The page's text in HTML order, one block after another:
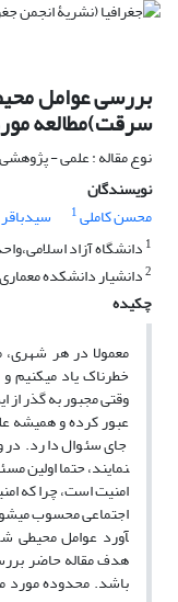
بررسی عوامل
سرقت)مطالعه موردی:
نوع مقاله : علمی - پژوهشی
نویسندگان
محسن کاملی1
1 دانشگاه آزاد
2دانشیار دانشکده
چکیده
معمولا در هر شهری،
خطرناک یاد می­کنیم
وقتی مجبور به گذر از
عبور کرده و همیشه
نمایند، حتما اولین
امنیت است، چرا که
آورد عوامل محیطی
هدف مقاله حاضر